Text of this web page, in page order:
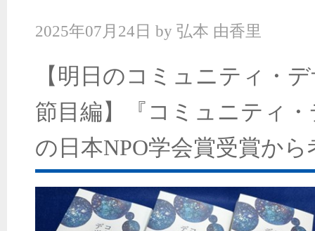
2025年07月24日 by 弘本 由香里
【明日のコミュニティ・
節目編】『コミュニティ
の日本NPO学会賞受賞から